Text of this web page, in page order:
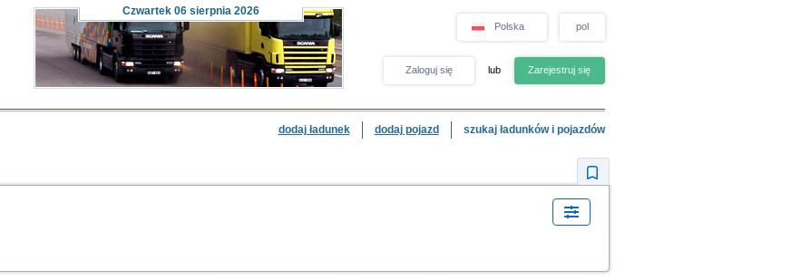
Czwartek06 sierpnia 2026
Polska pol
Zaloguj się lub Zarejestruj się
dodaj ładunek dodaj pojazd szukaj ładunków i pojazdów